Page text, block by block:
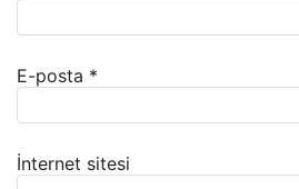
E-posta *
İnternet sitesi